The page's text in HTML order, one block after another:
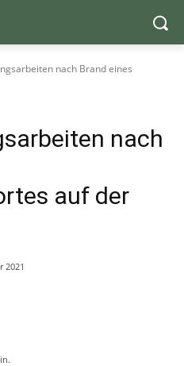
nach Brand eines
nach
auf der
2021